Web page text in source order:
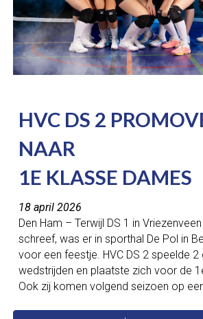
HVC DS 2
NAAR
1E KLASSE DAMES
18 april 2026
Den Ham – Terwijl DS 1 in
schreef, was er in sporthal De Pol in
voor een feestje. HVC DS 2 speelde 2
wedstrijden en plaatste zich voor de
Ook zij komen volgend seizoen op